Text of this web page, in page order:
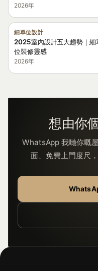
2026年
細單位設計
2025室內設計五大趨勢｜細
位裝修靈感
2026年
想由你
WhatsApp 我哋你嘅
面、免費上門度尺